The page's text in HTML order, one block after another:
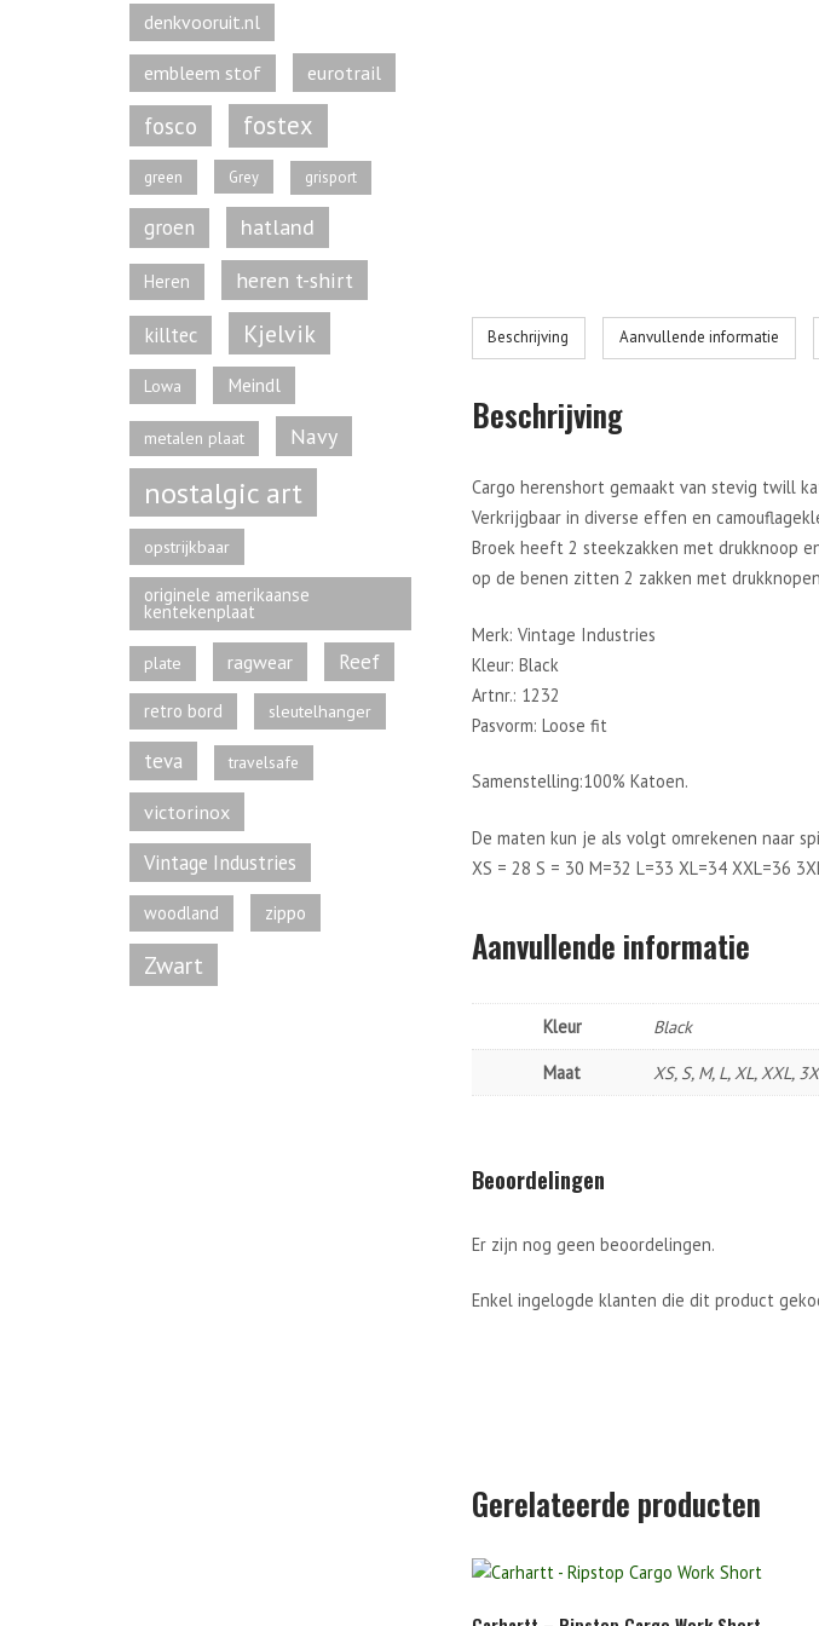
Beschrijving Aanvullende informatie
Beschrijving
Cargo herenshort gemaakt van stevig twill
Verkrijgbaar in diverse effen en
Broek heeft 2 steekzakken met drukknoop
op de benen zitten 2 zakken met
Merk: Vintage Industries
Kleur: Black
Artnr.: 1232
Pasvorm: Loose fit
Samenstelling:100% Katoen.
De maten kun je als volgt omrekenen naar
XS = 28 S = 30 M=32 L=33 XL=34 XXL=36
Aanvullende informatie
Kleur
Black
Maat
XS, S, M, L, XL, XXL,
Beoordelingen
Er zijn nog geen beoordelingen.
Enkel ingelogde klanten die dit product
Gerelateerde producten
denkvooruit.nl
embleem stof eurotrail
fosco fostex
green Grey grisport
groen hatland
Heren heren t-shirt
killtec Kjelvik
Lowa Meindl
metalen plaat Navy
nostalgic art
opstrijkbaar
originele amerikaanse
kentekenplaat
plate ragwear Reef
retro bord sleutelhanger
teva travelsafe
victorinox
Vintage Industries
woodland zippo
Zwart